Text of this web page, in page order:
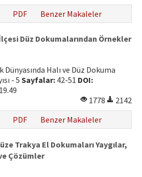
PDF Benzer Makaleler
Düz Dokumalarından Örnekler
Dünyasında Halı ve Düz Dokuma
- 5 Sayfalar: 42-51 DOI:
1778
2142
PDF Benzer Makaleler
Trakya El Dokumaları Yaygılar,
Çözümler